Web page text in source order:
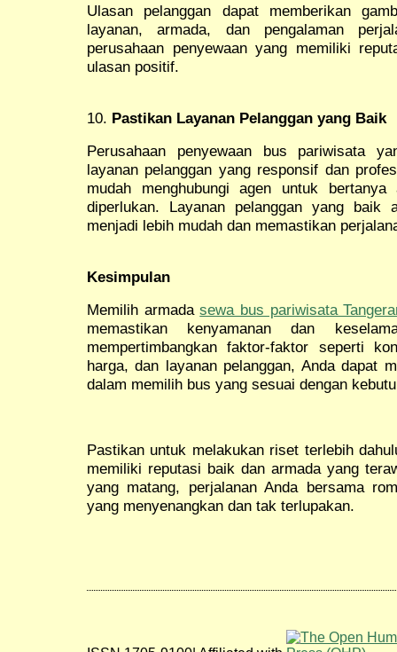
Ulasan pelanggan dapat memberikan
layanan, armada, dan pengalaman
perusahaan penyewaan yang memiliki
ulasan positif.
10. Pastikan Layanan Pelanggan yang Baik
Perusahaan penyewaan bus pariwisata
layanan pelanggan yang responsif dan
mudah menghubungi agen untuk
diperlukan. Layanan pelanggan yang baik
menjadi lebih mudah dan memastikan
Kesimpulan
Memilih armadasewa bus pariwisata
memastikan kenyamanan dan
mempertimbangkan faktor-faktor seperti
harga, dan layanan pelanggan, Anda dapat
dalam memilih bus yang sesuai dengan
Pastikan untuk melakukan riset terlebih
memiliki reputasi baik dan armada yang
yang matang, perjalanan Anda bersama
yang menyenangkan dan tak terlupakan.